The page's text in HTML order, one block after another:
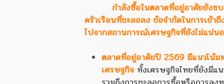
กำลังซื้อในตลาดที่อยู่อาศัยยังซ
ครัวเรือนที่ชะลอลง ข้อจำกัดในการเข้
ไปจากสถานการณ์เศรษฐกิจที่ยังไม่แน่น
ตลาดที่อยู่อาศัยปี 2569 มีแนวโน้ม
เศรษฐกิจ ทั้งเศรษฐกิจไทยที่ยังมีแ